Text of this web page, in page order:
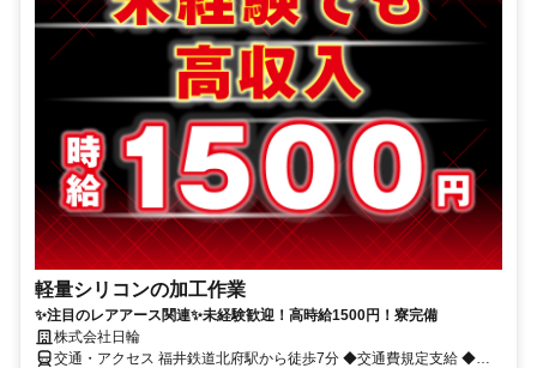
軽量シリコンの加工作業
✨注目のレアアース関連✨未経験歓迎！高時給1500円！寮完備
株式会社日輪
交通・アクセス 福井鉄道北府駅から徒歩7分 ◆交通費規定支給 ◆車